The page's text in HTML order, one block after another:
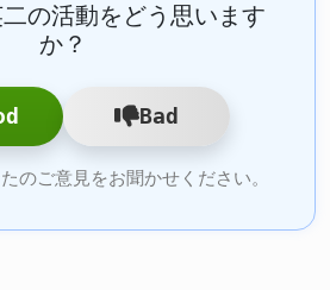
の活動をどう思います
か？
Bad
のご意見をお聞かせください。